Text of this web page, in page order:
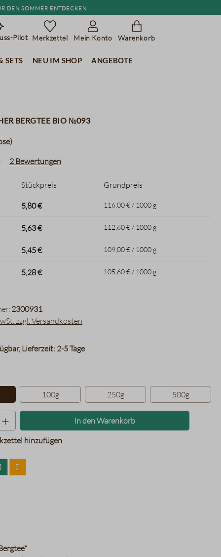
den Sommer entdecken
Pilot Merkzettel Mein Konto Warenkorb
Sets Neu im Shop Angebote
Bergtee BIO №093
2 Bewertungen
Stückpreis Grundpreis
5,80 € 116,00 € / 1000 g
5,63 € 112,60 € / 1000 g
5,45 € 109,00 € / 1000 g
5,28 € 105,60 € / 1000 g
2300931
zzgl. Versandkosten
Lieferzeit: 2-5 Tage
100g 250g 500g
Produkt Anzahl: Gib den gewünschten
In den Warenkorb
hinzufügen